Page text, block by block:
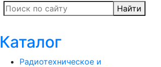
Найти
Каталог
Радиотехническое и